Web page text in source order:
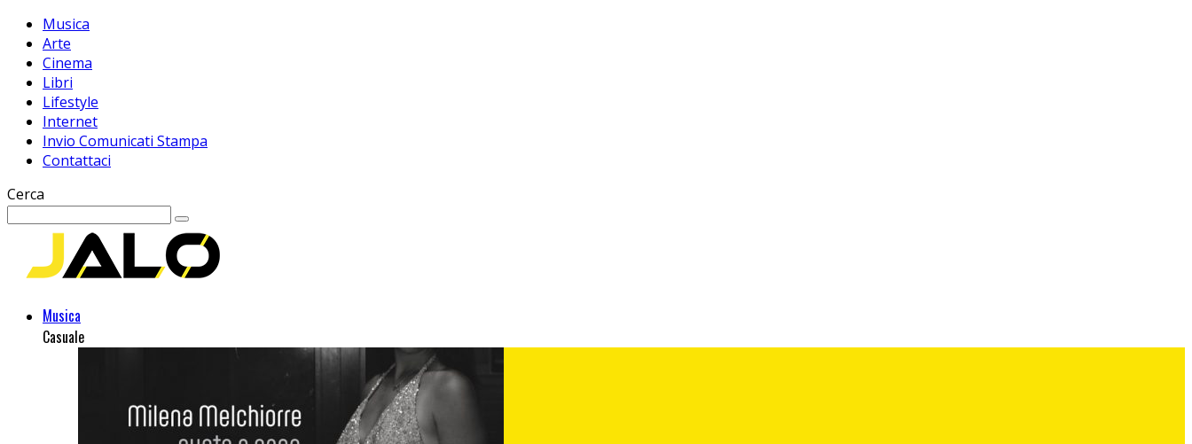
Musica
Arte
Cinema
Libri
Lifestyle
Internet
Invio Comunicati Stampa
Contattaci
Cerca
Musica
Casuale